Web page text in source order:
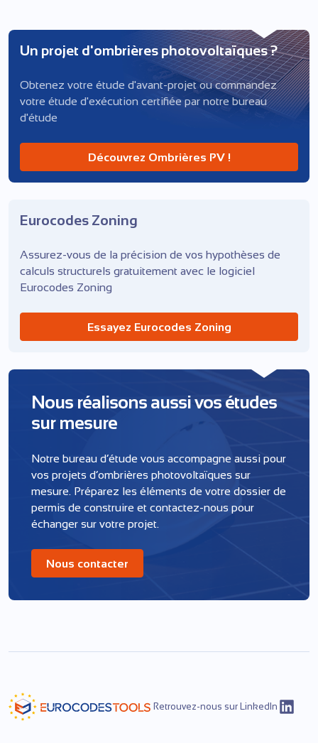
Un projet d'ombrières photovoltaïques ?
Obtenez votre étude d'avant-projet ou commandez
votre étude d'exécution certifiée par notre bureau
d'étude
Découvrez Ombrières PV !
Eurocodes Zoning
Assurez-vous de la précision de vos hypothèses de
calculs structurels gratuitement avec le logiciel
Eurocodes Zoning
Essayez Eurocodes Zoning
Nous réalisons aussi vos études
sur mesure
Notre bureau d’étude vous accompagne aussi pour
vos projets d’ombrières photovoltaïques sur
mesure. Préparez les éléments de votre dossier de
permis de construire et contactez-nous pour
échanger sur votre projet.
Nous contacter
Retrouvez-nous sur LinkedIn